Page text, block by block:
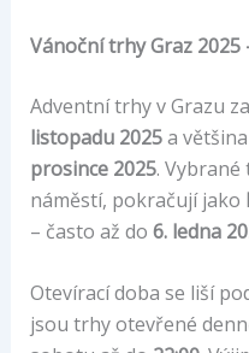
Vánoční trhy Graz 2025
Adventní trhy v Grazu
listopadu 2025a
prosince 2025. Vybrané
náměstí, pokračují jako
– často až do 6. ledna
Otevírací doba se liší
jsou trhy otevřené